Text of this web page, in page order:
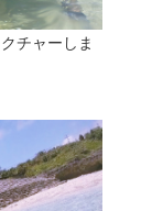
チャーしま